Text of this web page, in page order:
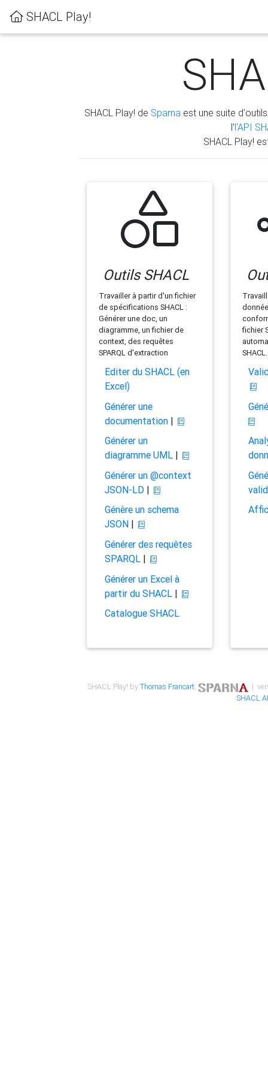
SHACL Play!
SHACL Play! de Sparna est une suite
l'l'API
SHACL Play!
Outils SHACL
Travailler à partir d'un fichier
de spécifications SHACL :
Générer une doc, un
diagramme, un fichier de
context, des requêtes
SPARQL d'extraction
Editer du SHACL (en
Excel)
Générer une
documentation|
Générer un
diagramme UML|
Générer un @context
JSON-LD|
Génère un schema
JSON|
Générer des requêtes
SPARQL|
Générer un Excel à
partir du SHACL|
Catalogue SHACL
fichier
SHACL.
SHACL Play! byThomas Francart,
|
SHACL